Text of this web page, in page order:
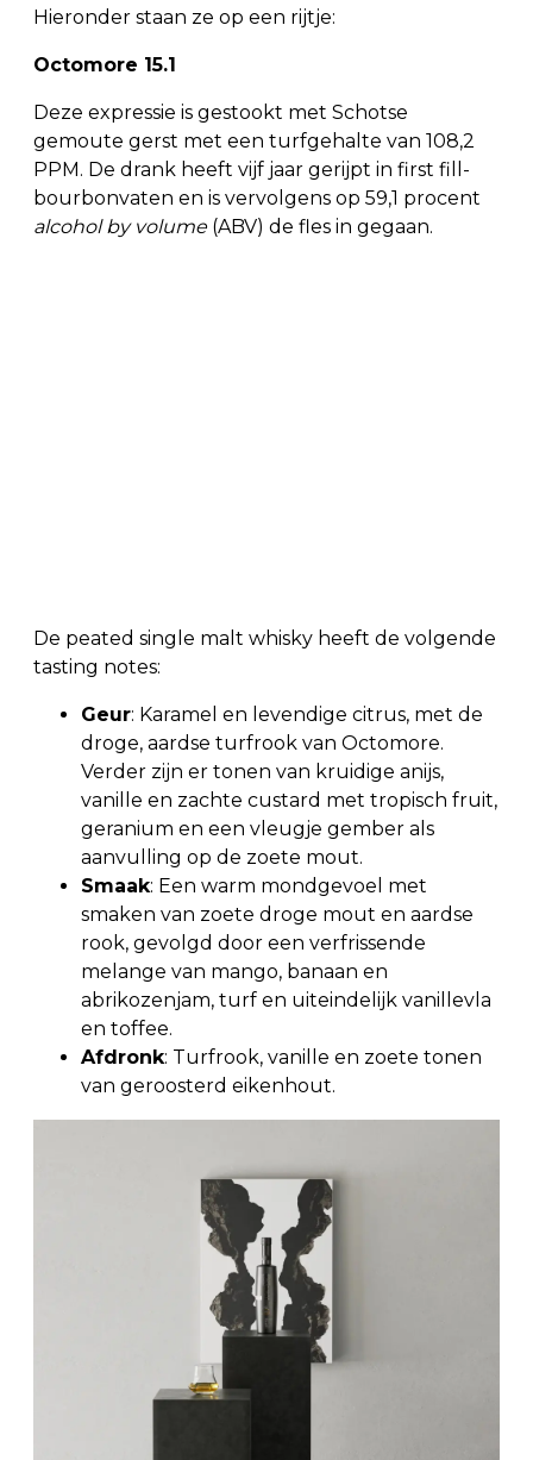
Hieronder staan ze op een rijtje:
Octomore 15.1
Deze expressie is gestookt met Schotse
gemoute gerst met een turfgehalte van 108,2
PPM. De drank heeft vijf jaar gerijpt in first fill-
bourbonvaten en is vervolgens op 59,1 procent
alcohol by volume(ABV) de fles in gegaan.
De peated single malt whisky heeft de volgende
tasting notes:
Geur: Karamel en levendige citrus, met de
droge, aardse turfrook van Octomore.
Verder zijn er tonen van kruidige anijs,
vanille en zachte custard met tropisch fruit,
geranium en een vleugje gember als
aanvulling op de zoete mout.
Smaak: Een warm mondgevoel met
smaken van zoete droge mout en aardse
rook, gevolgd door een verfrissende
melange van mango, banaan en
abrikozenjam, turf en uiteindelijk vanillevla
en toffee.
Afdronk: Turfrook, vanille en zoete tonen
van geroosterd eikenhout.